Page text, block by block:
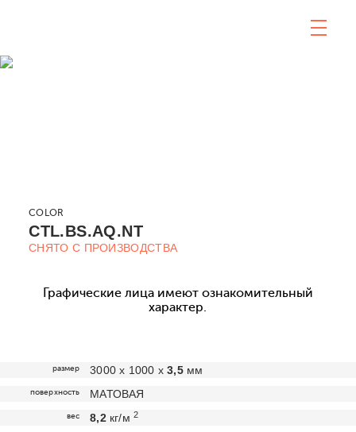
COLOR
CTL.BS.AQ.NT
СНЯТО С ПРОИЗВОДСТВА
Графические лица имеют ознакомительный
характер.
размер 3000 х 1000 х3,5мм
поверхность МАТОВАЯ
вес 8,2кг/м2